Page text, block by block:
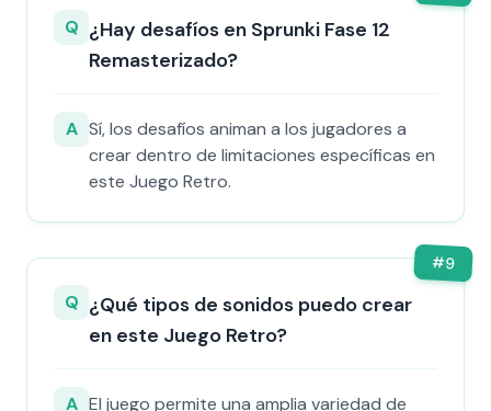
Q ¿Hay desafíos en Sprunki Fase 12
Remasterizado?
A Sí, los desafíos animan a los jugadores a
crear dentro de limitaciones específicas en
este Juego Retro.
#9
Q ¿Qué tipos de sonidos puedo crear
en este Juego Retro?
A El juego permite una amplia variedad de